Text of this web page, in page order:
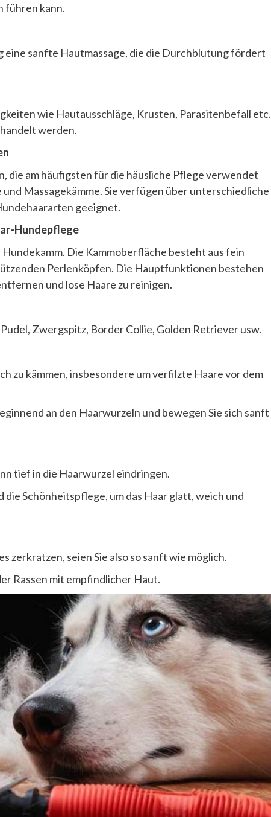
führen kann.
eine sanfte Hautmassage, die die Durchblutung fördert
wie Hautausschläge, Krusten, Parasitenbefall etc.
werden.
die am häufigsten für die häusliche Pflege verwendet
Massagekämme. Sie verfügen über unterschiedliche
geeignet.
Hundepflege
Die Kammoberfläche besteht aus fein
Perlenköpfen. Die Hauptfunktionen bestehen
und lose Haare zu reinigen.
Zwergspitz, Border Collie, Golden Retriever usw.
zu kämmen, insbesondere um verfilzte Haare vor dem
an den Haarwurzeln und bewegen Sie sich sanft
tief in die Haarwurzel eindringen.
Schönheitspflege, um das Haar glatt, weich und
zerkratzen, seien Sie also so sanft wie möglich.
Rassen mit empfindlicher Haut.